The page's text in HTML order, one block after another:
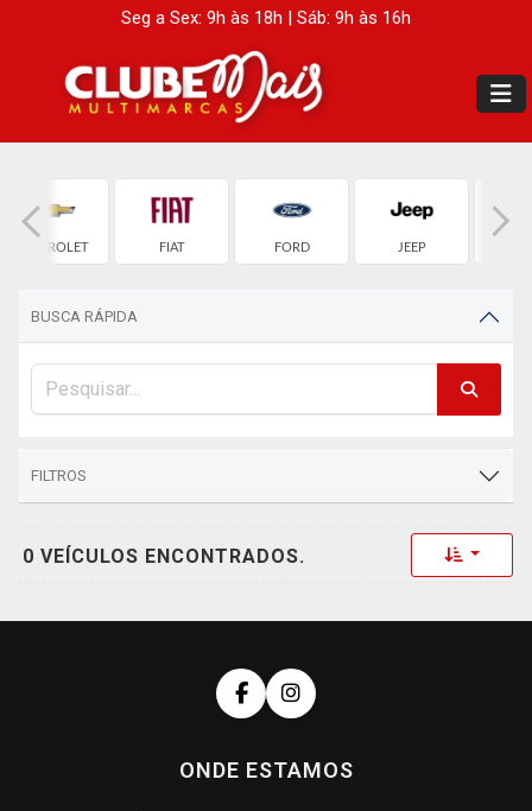
Seg a Sex: 9h às 18h | Sáb: 9h às 16h
CHEVROLET FIAT FORD JEEP
BUSCA RÁPIDA
FILTROS
0 VEÍCULOS ENCONTRADOS. Toggle
ONDE ESTAMOS